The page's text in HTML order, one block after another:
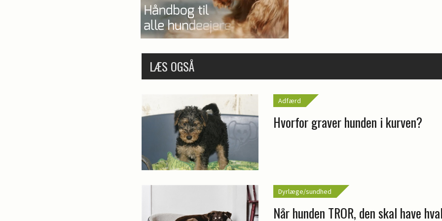
LÆS OGSÅ
Adfærd
Hvorfor graver hunden i kurven?
Dyrlæge/sundhed
Når hunden TROR, den skal have